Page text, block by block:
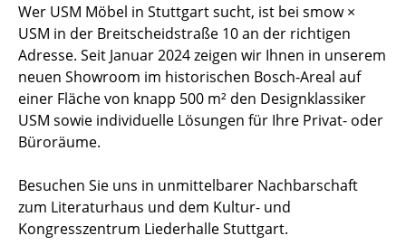
Wer USM Möbel in Stuttgart sucht, ist bei smow ×
USM in der Breitscheidstraße 10 an der richtigen
Adresse. Seit Januar 2024 zeigen wir Ihnen in unserem
neuen Showroom im historischen Bosch-Areal auf
einer Fläche von knapp 500 m² den Designklassiker
USM sowie individuelle Lösungen für Ihre Privat- oder
Büroräume.
Besuchen Sie uns in unmittelbarer Nachbarschaft
zum Literaturhaus und dem Kultur- und
Kongresszentrum Liederhalle Stuttgart.